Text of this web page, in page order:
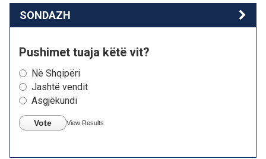
SONDAZH
Pushimet tuaja këtë vit?
Në Shqipëri
Jashtë vendit
Asgjëkundi
Vote View Results